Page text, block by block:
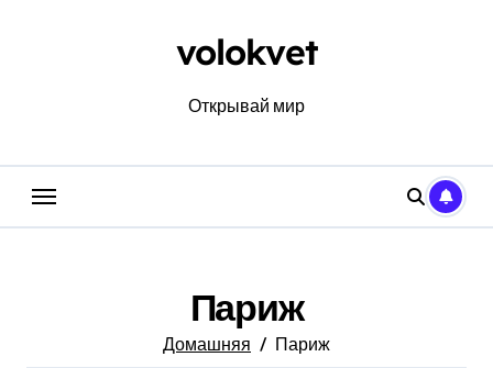
volokvet
Открывай мир
Париж
Домашняя Париж